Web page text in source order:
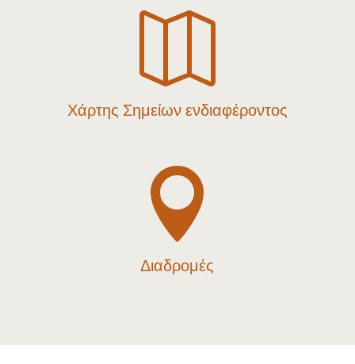

Χάρτης Σημείων ενδιαφέροντος

Διαδρομές